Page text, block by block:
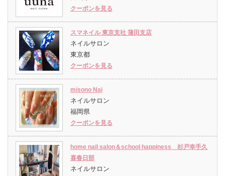
クーポンを見る
スマネイル 東京支社 蒲田支店
ネイルサロン
東京都
クーポンを見る
misono Nai
ネイルサロン
福岡県
クーポンを見る
home nail salon＆school happiness 杉戸幸手久
喜春日部
ネイルサロン